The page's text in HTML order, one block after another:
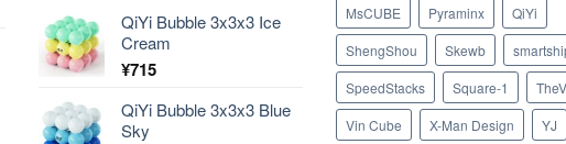
QiYi Bubble 3x3x3 Ice
Cream
¥715
QiYi Bubble 3x3x3 Blue
Sky
MsCUBE
Pyraminx
QiYi
ShengShou
Skewb
SpeedStacks
Square-1
Vin Cube
X-Man Design
YJ